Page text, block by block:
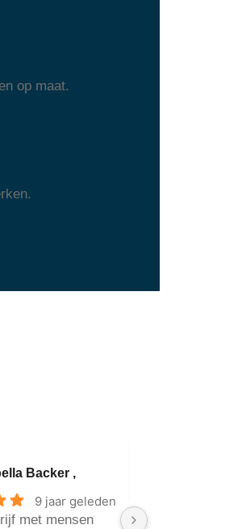
op maat.
Backer ,
9 jaar geleden
met mensen